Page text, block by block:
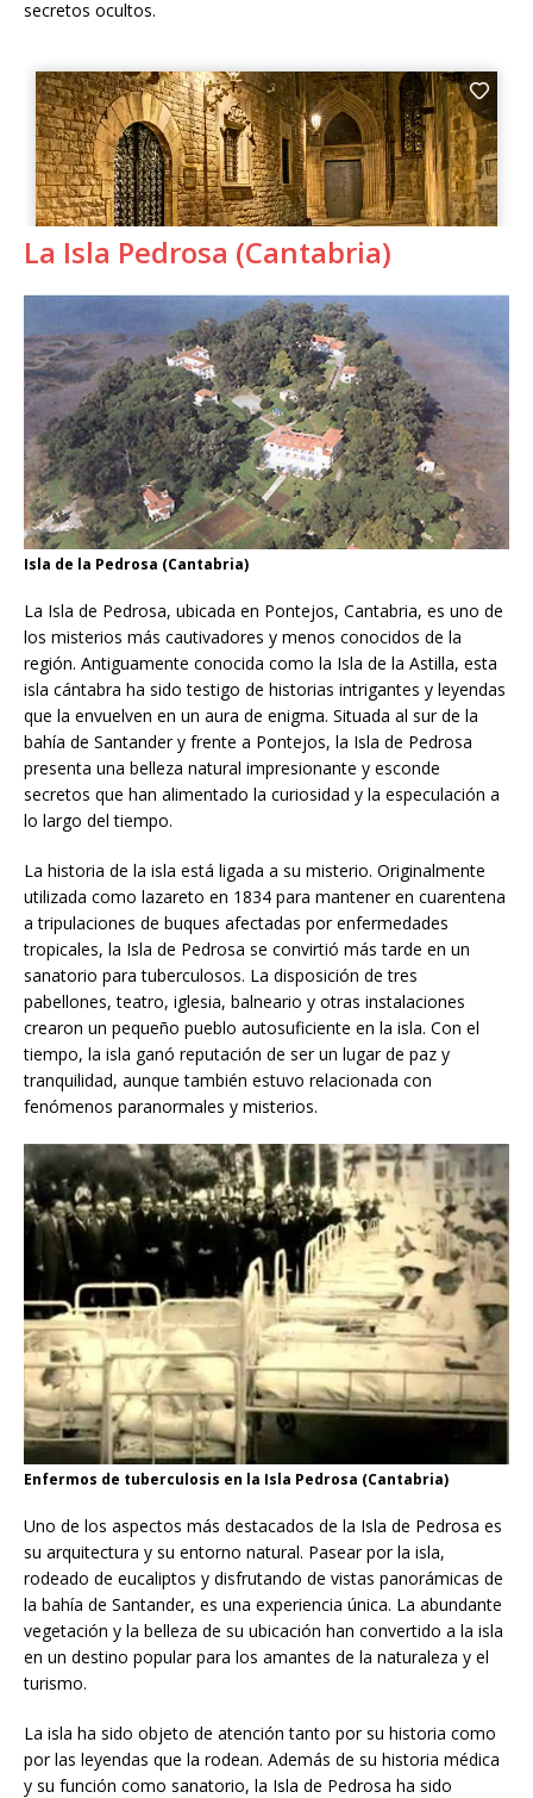
secretos ocultos.
La Isla Pedrosa (Cantabria)
Isla de la Pedrosa (Cantabria)
La Isla de Pedrosa, ubicada en Pontejos, Cantabria, es uno de
los misterios más cautivadores y menos conocidos de la
región. Antiguamente conocida como la Isla de la Astilla, esta
isla cántabra ha sido testigo de historias intrigantes y leyendas
que la envuelven en un aura de enigma. Situada al sur de la
bahía de Santander y frente a Pontejos, la Isla de Pedrosa
presenta una belleza natural impresionante y esconde
secretos que han alimentado la curiosidad y la especulación a
lo largo del tiempo.
La historia de la isla está ligada a su misterio. Originalmente
utilizada como lazareto en 1834 para mantener en cuarentena
a tripulaciones de buques afectadas por enfermedades
tropicales, la Isla de Pedrosa se convirtió más tarde en un
sanatorio para tuberculosos. La disposición de tres
pabellones, teatro, iglesia, balneario y otras instalaciones
crearon un pequeño pueblo autosuficiente en la isla. Con el
tiempo, la isla ganó reputación de ser un lugar de paz y
tranquilidad, aunque también estuvo relacionada con
fenómenos paranormales y misterios.
Enfermos de tuberculosis en la Isla Pedrosa (Cantabria)
Uno de los aspectos más destacados de la Isla de Pedrosa es
su arquitectura y su entorno natural. Pasear por la isla,
rodeado de eucaliptos y disfrutando de vistas panorámicas de
la bahía de Santander, es una experiencia única. La abundante
vegetación y la belleza de su ubicación han convertido a la isla
en un destino popular para los amantes de la naturaleza y el
turismo.
La isla ha sido objeto de atención tanto por su historia como
por las leyendas que la rodean. Además de su historia médica
y su función como sanatorio, la Isla de Pedrosa ha sido